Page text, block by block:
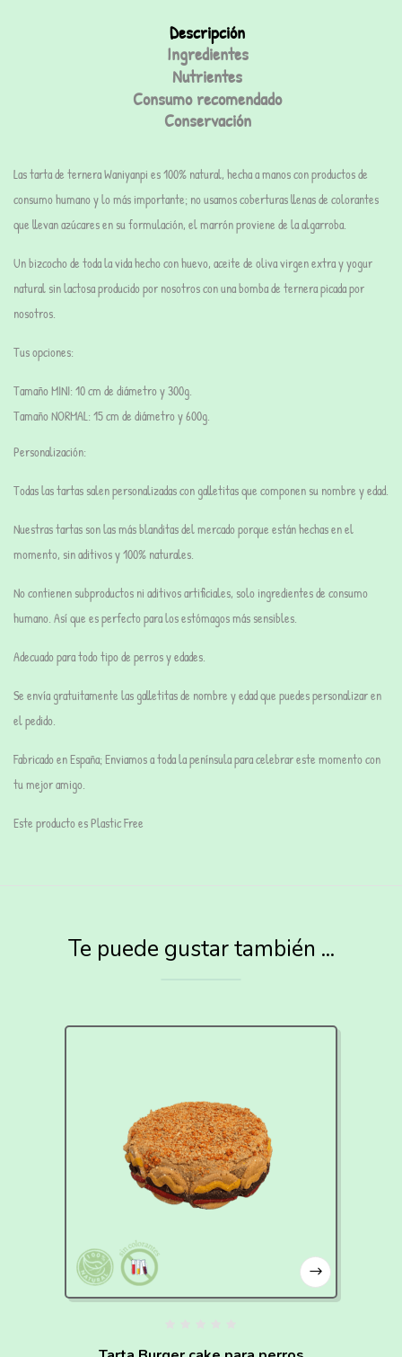
Descripción
Ingredientes
Nutrientes
Consumo recomendado
Conservación
Lastarta de ternera Waniyanpi es 100% natural, hecha a manos con productos de
consumo humano y lo más importante; no usamos coberturasllenas de colorantes
que llevan azúcares en su formulación, el marrón proviene de la algarroba.
Un bizcocho de toda la vida hecho con huevo, aceite de oliva virgen extra y yogur
natural sin lactosa producido por nosotros conuna bomba de ternera picada por
nosotros.
Tus opciones:
TamañoMINI: 10 cm de diámetro y 300g.
TamañoNORMAL: 15 cm de diámetro y 600g.
Personalización:
Todas las tartas salen personalizadas con galletitas que componen su nombre y edad.
Nuestras tartas sonlas más blanditasdel mercado porque están hechas en el
momento, sin aditivos y 100% naturales.
No contienen subproductos ni aditivos artificiales, solo ingredientes de consumo
humano. Así que es perfecto para los estómagos más sensibles.
Adecuado para todo tipo de perros y edades.
Se envía gratuitamente las galletitas de nombre y edad que puedes personalizar en
el pedido.
Fabricado en España; Enviamos a toda la península para celebrar este momento con
tu mejor amigo.
Este producto es Plastic Free
Te puede gustar también ...